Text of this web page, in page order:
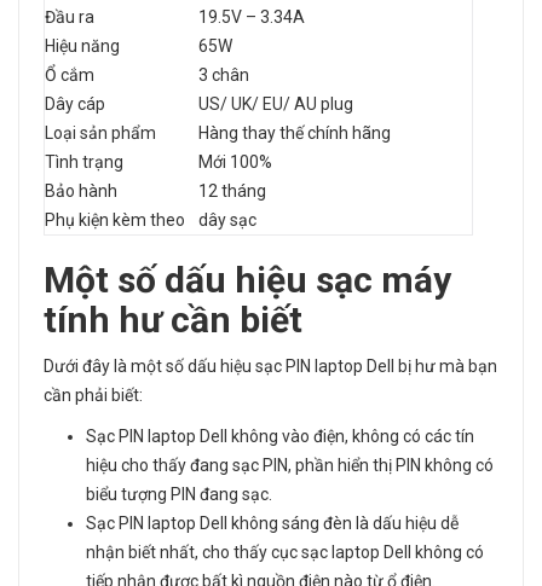
Đầu ra
19.5V – 3.34A
Hiệu năng
65W
Ổ cắm
3 chân
Dây cáp
US/ UK/ EU/ AU plug
Loại sản phẩm
Hàng thay thế chính hãng
Tình trạng
Mới 100%
Bảo hành
12 tháng
Phụ kiện kèm theo
dây sạc
Một số dấu hiệu sạc máy
tính hư cần biết
Dưới đây là một số dấu hiệu sạc PIN laptop Dell bị hư mà bạn
cần phải biết:
Sạc PIN laptop Dell không vào điện, không có các tín
hiệu cho thấy đang sạc PIN, phần hiển thị PIN không có
biểu tượng PIN đang sạc.
Sạc PIN laptop Dell không sáng đèn là dấu hiệu dễ
nhận biết nhất, cho thấy cục sạc laptop Dell không có
tiếp nhận được bất kì nguồn điện nào từ ổ điện.